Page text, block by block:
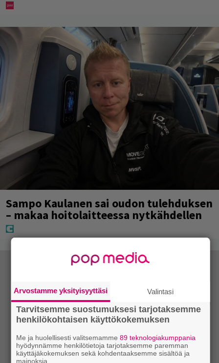
Sampo Kaulanen sai oudon tulehduksen
– makaa hoitolaitteessa nytkähdellen
Arvostamme yksityisyyttäsi Valintasi
Tarvitsemme suostumuksesi tarjotaksemme
henkilökohtaisen käyttökokemuksen
Me ja huolellisesti valitsemamme 89 teknologiakumppania
hyödynnämme henkilötietoja tarjotaksemme paremman
käyttäjäkokemuksen sekä kohdentaaksemme sisältöä ja
mainoksia.